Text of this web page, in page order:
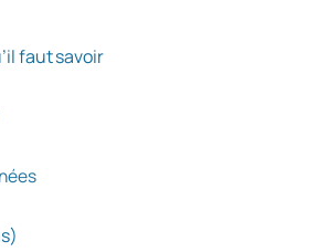
faut savoir